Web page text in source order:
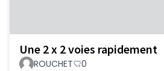
Une 2 x 2 voies rapidement
ROUCHET 0